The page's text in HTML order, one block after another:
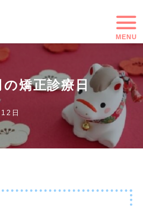
MENU
矯正診療日
日